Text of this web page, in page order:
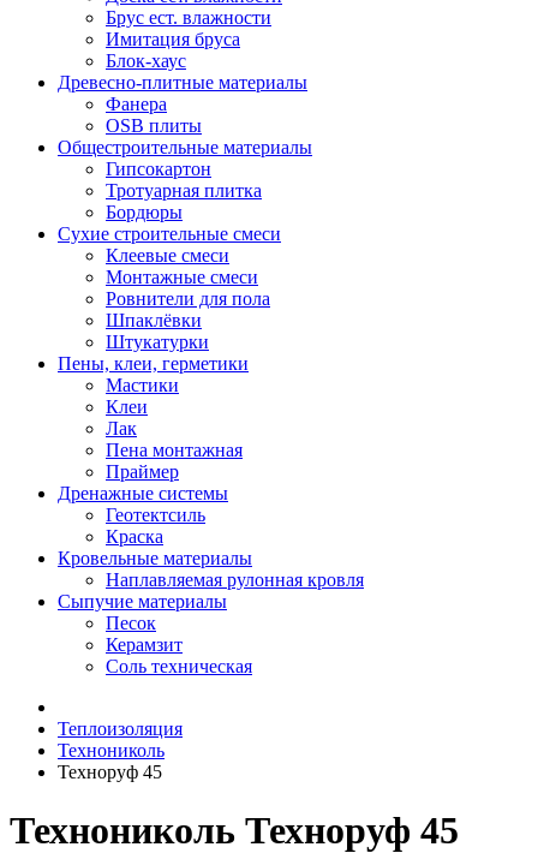
Брус ест. влажности
Имитация бруса
Блок-хаус
Древесно-плитные материалы
Фанера
OSB плиты
Общестроительные материалы
Гипсокартон
Тротуарная плитка
Бордюры
Сухие строительные смеси
Клеевые смеси
Монтажные смеси
Ровнители для пола
Шпаклёвки
Штукатурки
Пены, клеи, герметики
Мастики
Клеи
Лак
Пена монтажная
Праймер
Дренажные системы
Геотектсиль
Краска
Кровельные материалы
Наплавляемая рулонная кровля
Сыпучие материалы
Песок
Керамзит
Соль техническая
Теплоизоляция
Технониколь
Техноруф 45
Технониколь Техноруф 45